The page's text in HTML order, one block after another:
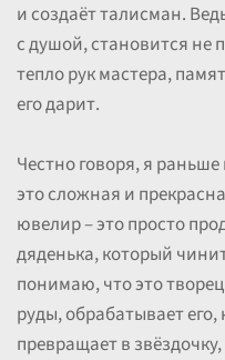
и создаёт талисман.
с душой, становится не
тепло рук мастера,
его дарит.
Честно говоря, я
это сложная и
ювелир – это просто
дяденька, который
понимаю, что это
руды, обрабатывает
превращает в